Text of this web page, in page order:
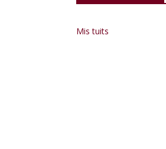
Mis tuits